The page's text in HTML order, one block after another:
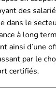
des
dans le
à long
ainsi d’une
par le
certifiés.